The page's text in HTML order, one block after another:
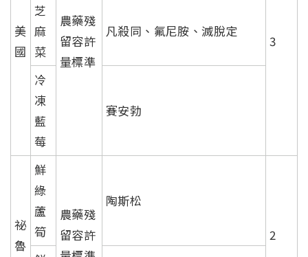
美
國
農藥殘
留容許
量標準
3
芝
麻
菜
凡殺同、氟尼胺、滅脫定
冷
凍
藍
莓
賽安勃
祕
魯
鮮
綠
蘆
筍
農藥殘
留容許
陶斯松
2